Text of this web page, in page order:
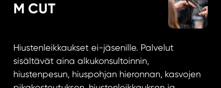
M CUT
Hiustenleikkaukset ei-jäsenille. Palvelut
sisältävät aina alkukonsultoinnin,
hiustenpesun, hiuspohjan hieronnan, kasvojen